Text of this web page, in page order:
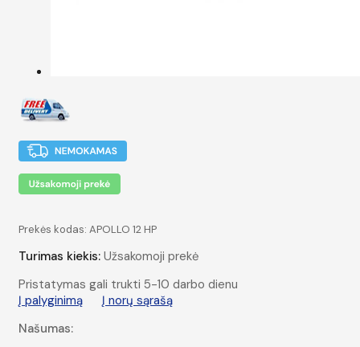
Prekės kodas: APOLLO 12 HP
Turimas kiekis: Užsakomoji prekė
Pristatymas gali trukti 5-10 darbo dienu
Į palyginimą
Į norų sąrašą
Našumas: